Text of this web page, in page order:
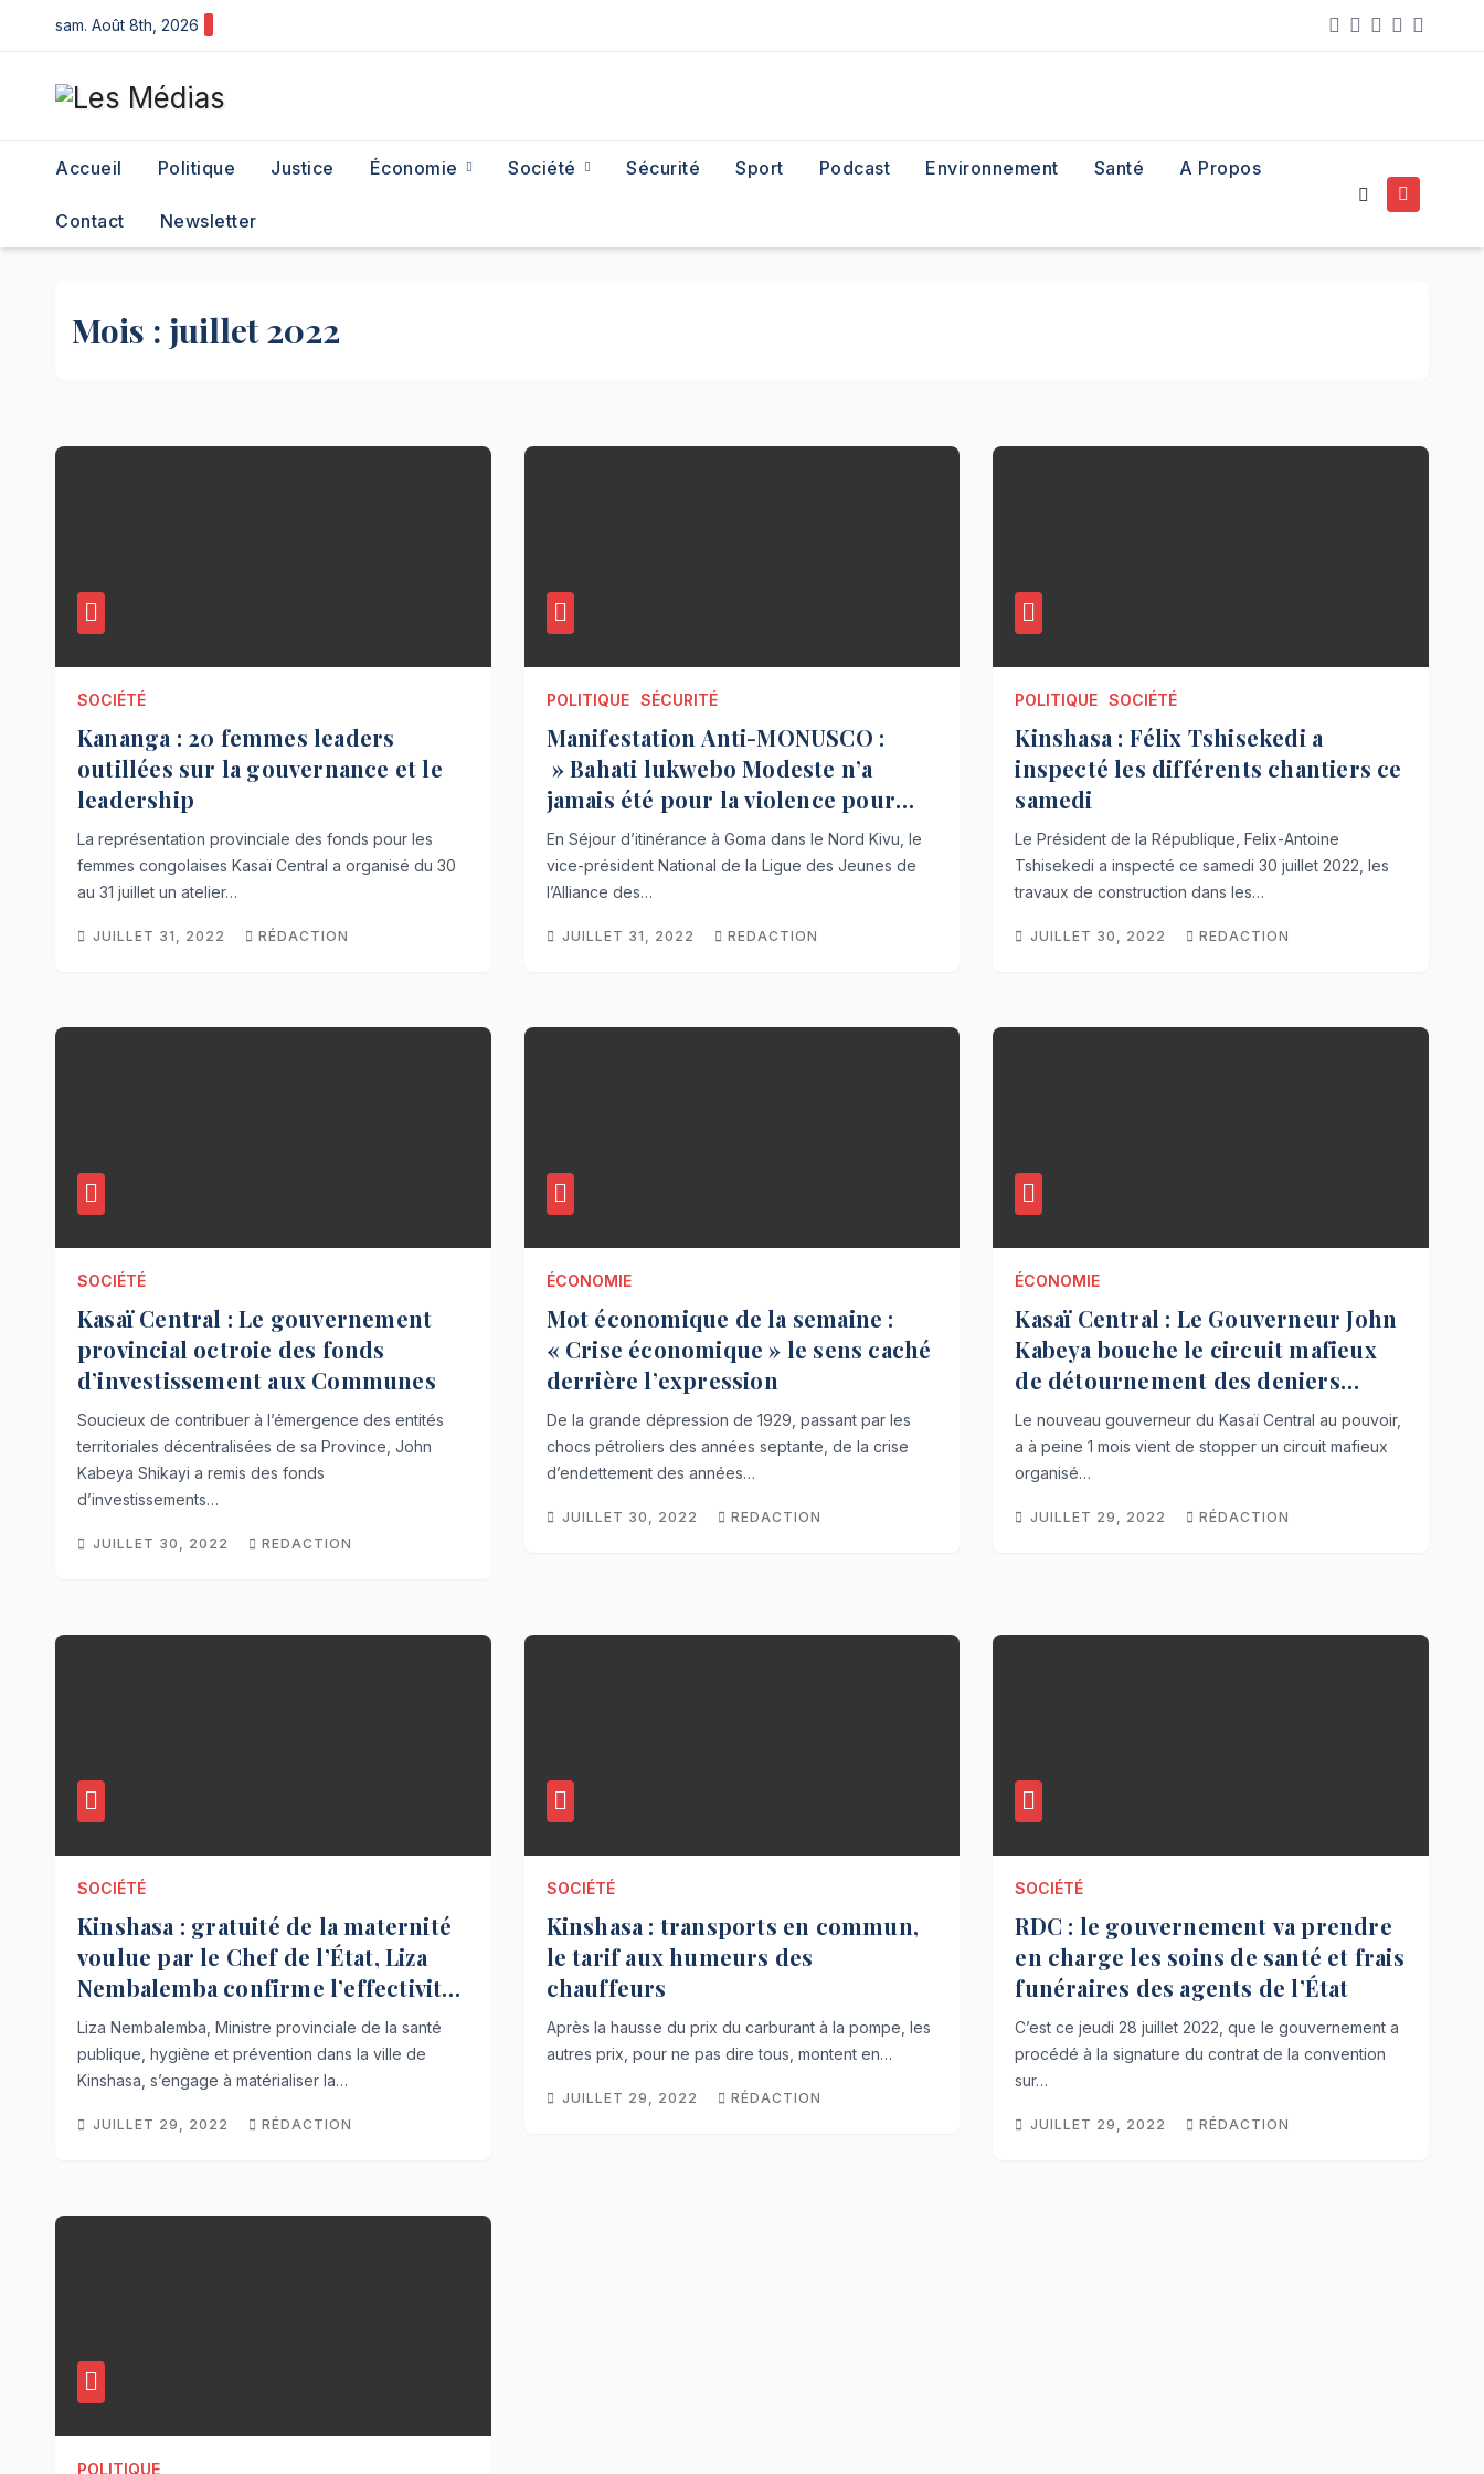
to
content
sam. Août 8th, 2026
Accueil Politique Justice Économie Société Sécurité Sport Podcast Environnement Santé A Propos
Contact Newsletter
Mois : juillet 2022
SOCIÉTÉ
Kananga : 20 femmes leaders
outillées sur la gouvernance et le
leadership
La représentation provinciale des fonds pour les
femmes congolaises Kasaï Central a organisé du 30
au 31 juillet un atelier…
JUILLET 31, 2022 RÉDACTION
POLITIQUE SÉCURITÉ
Manifestation Anti-MONUSCO :
» Bahati lukwebo Modeste n’a
jamais été pour la violence pour
n’importe quelle raison » John
Charles Kabuya
En Séjour d’itinérance à Goma dans le Nord Kivu, le
vice-président National de la Ligue des Jeunes de
l’Alliance des…
JUILLET 31, 2022 REDACTION
POLITIQUE SOCIÉTÉ
Kinshasa : Félix Tshisekedi a
inspecté les différents chantiers ce
samedi
Le Président de la République, Felix-Antoine
Tshisekedi a inspecté ce samedi 30 juillet 2022, les
travaux de construction dans les…
JUILLET 30, 2022 REDACTION
SOCIÉTÉ
Kasaï Central : Le gouvernement
provincial octroie des fonds
d’investissement aux Communes
Soucieux de contribuer à l’émergence des entités
territoriales décentralisées de sa Province, John
Kabeya Shikayi a remis des fonds
d’investissements…
JUILLET 30, 2022 REDACTION
ÉCONOMIE
Mot économique de la semaine :
« Crise économique » le sens caché
derrière l’expression
De la grande dépression de 1929, passant par les
chocs pétroliers des années septante, de la crise
d’endettement des années…
JUILLET 30, 2022 REDACTION
ÉCONOMIE
Kasaï Central : Le Gouverneur John
Kabeya bouche le circuit mafieux
de détournement des deniers
publics !
Le nouveau gouverneur du Kasaï Central au pouvoir,
a à peine 1 mois vient de stopper un circuit mafieux
organisé…
JUILLET 29, 2022 RÉDACTION
SOCIÉTÉ
Kinshasa : gratuité de la maternité
voulue par le Chef de l’État, Liza
Nembalemba confirme l’effectivité
dans 9 Zones de santé
Liza Nembalemba, Ministre provinciale de la santé
publique, hygiène et prévention dans la ville de
Kinshasa, s’engage à matérialiser la…
JUILLET 29, 2022 RÉDACTION
SOCIÉTÉ
Kinshasa : transports en commun,
le tarif aux humeurs des
chauffeurs
Après la hausse du prix du carburant à la pompe, les
autres prix, pour ne pas dire tous, montent en…
JUILLET 29, 2022 RÉDACTION
SOCIÉTÉ
RDC : le gouvernement va prendre
en charge les soins de santé et frais
funéraires des agents de l’État
C’est ce jeudi 28 juillet 2022, que le gouvernement a
procédé à la signature du contrat de la convention
sur…
JUILLET 29, 2022 RÉDACTION
POLITIQUE